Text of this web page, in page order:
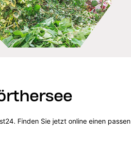
Finden Sie jetzt online einen passen